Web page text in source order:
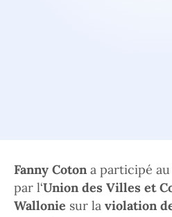
Fanny Coton a participé
par l‘Union des Villes et
Wallonie sur la violation